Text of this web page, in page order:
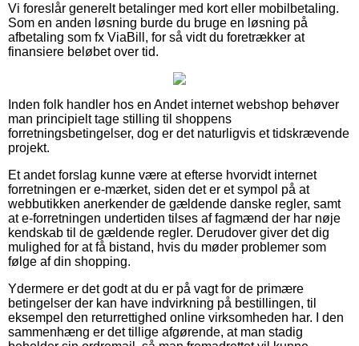
Vi foreslår generelt betalinger med kort eller mobilbetaling.
Som en anden løsning burde du bruge en løsning på
afbetaling som fx ViaBill, for så vidt du foretrækker at
finansiere beløbet over tid.
Inden folk handler hos en Andet internet webshop behøver
man principielt tage stilling til shoppens
forretningsbetingelser, dog er det naturligvis et tidskrævende
projekt.
Et andet forslag kunne være at efterse hvorvidt internet
forretningen er e-mærket, siden det er et sympol på at
webbutikken anerkender de gældende danske regler, samt
at e-forretningen undertiden tilses af fagmænd der har nøje
kendskab til de gældende regler. Derudover giver det dig
mulighed for at få bistand, hvis du møder problemer som
følge af din shopping.
Ydermere er det godt at du er på vagt for de primære
betingelser der kan have indvirkning på bestillingen, til
eksempel den returrettighed online virksomheden har. I den
sammenhæng er det tillige afgørende, at man stadig